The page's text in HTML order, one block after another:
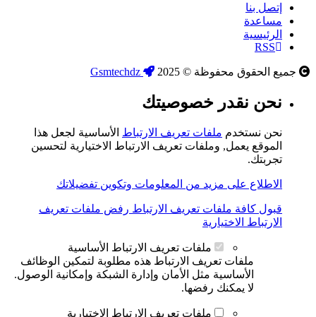
إتصل بنا
مساعدة
الرئيسية
RSS
جميع الحقوق محفوظة © 2025
نحن نقدر خصوصيتك
نحن نستخدم ملفات تعريف الارتباط الأساسية لجعل هذا
الموقع يعمل, وملفات تعريف الارتباط الاختيارية لتحسين
تجربتك.
الاطلاع على مزيد من المعلومات وتكوين تفضيلاتك
قبول كافة ملفات تعريف الارتباط رفض ملفات تعريف
الارتباط الاختيارية
ملفات تعريف الارتباط الأساسية
ملفات تعريف الارتباط هذه مطلوبة لتمكين الوظائف
الأساسية مثل الأمان وإدارة الشبكة وإمكانية الوصول.
لا يمكنك رفضها.
ملفات تعريف الارتباط الاختيارية